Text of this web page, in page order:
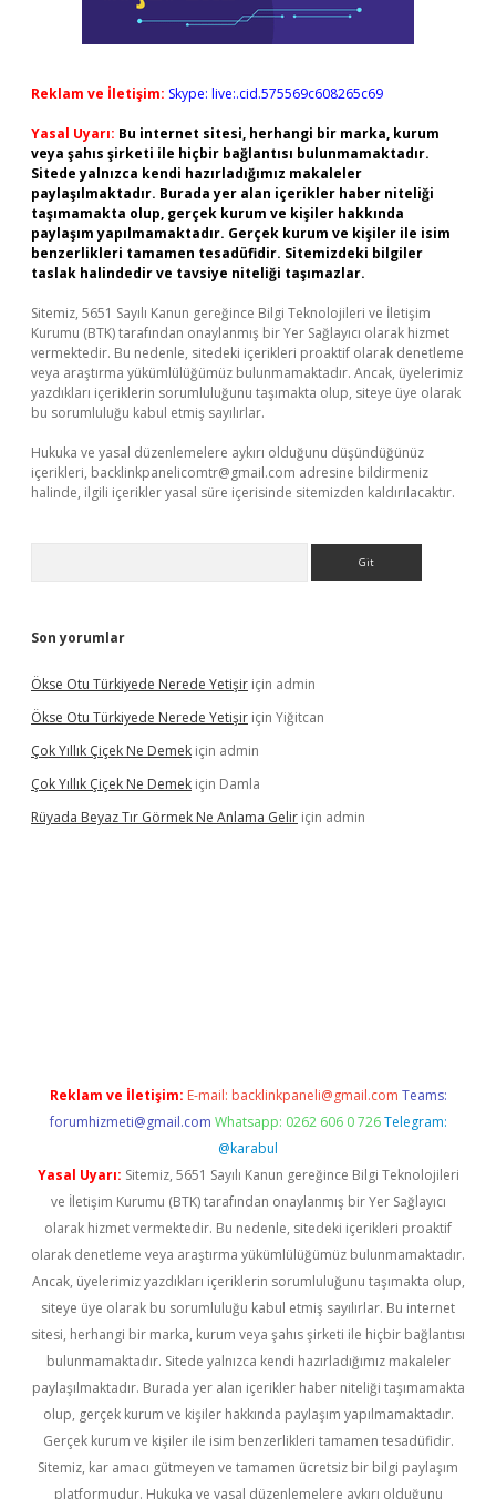
Reklam ve İletişim: Skype: live:.cid.575569c608265c69
Yasal Uyarı: Bu internet sitesi, herhangi bir marka, kurum
veya şahıs şirketi ile hiçbir bağlantısı bulunmamaktadır.
Sitede yalnızca kendi hazırladığımız makaleler
paylaşılmaktadır. Burada yer alan içerikler haber niteliği
taşımamakta olup, gerçek kurum ve kişiler hakkında
paylaşım yapılmamaktadır. Gerçek kurum ve kişiler ile isim
benzerlikleri tamamen tesadüfidir. Sitemizdeki bilgiler
taslak halindedir ve tavsiye niteliği taşımazlar.
Sitemiz, 5651 Sayılı Kanun gereğince Bilgi Teknolojileri ve İletişim
Kurumu (BTK) tarafından onaylanmış bir Yer Sağlayıcı olarak hizmet
vermektedir. Bu nedenle, sitedeki içerikleri proaktif olarak denetleme
veya araştırma yükümlülüğümüz bulunmamaktadır. Ancak, üyelerimiz
yazdıkları içeriklerin sorumluluğunu taşımakta olup, siteye üye olarak
bu sorumluluğu kabul etmiş sayılırlar.
Hukuka ve yasal düzenlemelere aykırı olduğunu düşündüğünüz
içerikleri, backlinkpanelicomtr@gmail.com adresine bildirmeniz
halinde, ilgili içerikler yasal süre içerisinde sitemizden kaldırılacaktır.
Son yorumlar
Ökse Otu Türkiyede Nerede Yetişir için admin
Ökse Otu Türkiyede Nerede Yetişir için Yiğitcan
Çok Yıllık Çiçek Ne Demek için admin
Çok Yıllık Çiçek Ne Demek için Damla
Rüyada Beyaz Tır Görmek Ne Anlama Gelir için admin
Reklam ve İletişim: E-mail: backlinkpaneli@gmail.com Teams:
forumhizmeti@gmail.com Whatsapp: 0262 606 0 726 Telegram:
@karabul
Yasal Uyarı: Sitemiz, 5651 Sayılı Kanun gereğince Bilgi Teknolojileri
ve İletişim Kurumu (BTK) tarafından onaylanmış bir Yer Sağlayıcı
olarak hizmet vermektedir. Bu nedenle, sitedeki içerikleri proaktif
olarak denetleme veya araştırma yükümlülüğümüz bulunmamaktadır.
Ancak, üyelerimiz yazdıkları içeriklerin sorumluluğunu taşımakta olup,
siteye üye olarak bu sorumluluğu kabul etmiş sayılırlar. Bu internet
sitesi, herhangi bir marka, kurum veya şahıs şirketi ile hiçbir bağlantısı
bulunmamaktadır. Sitede yalnızca kendi hazırladığımız makaleler
paylaşılmaktadır. Burada yer alan içerikler haber niteliği taşımamakta
olup, gerçek kurum ve kişiler hakkında paylaşım yapılmamaktadır.
Gerçek kurum ve kişiler ile isim benzerlikleri tamamen tesadüfidir.
Sitemiz, kar amacı gütmeyen ve tamamen ücretsiz bir bilgi paylaşım
platformudur. Hukuka ve yasal düzenlemelere aykırı olduğunu